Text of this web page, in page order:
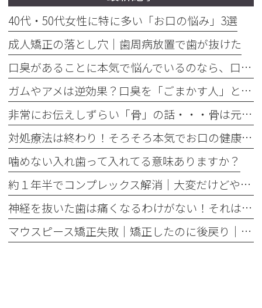
40代・50代女性に特に多い「お口の悩み」3選
成人矯正の落とし穴｜歯周病放置で歯が抜けた
口臭があることに本気で悩んでいるのなら、口臭を本気で治そう
ガムやアメは逆効果？口臭を「ごまかす人」と「治す人」の決定的な違い
非常にお伝えしずらい「骨」の話・・・骨は元には戻せない？
対処療法は終わり！そろそろ本気でお口の健康とは何かを考えませんか
噛めない入れ歯って入れてる意味ありますか？
約１年半でコンプレックス解消｜大変だけどやって良かった歯の矯正治療
神経を抜いた歯は痛くなるわけがない！それは嘘です
マウスピース矯正失敗｜矯正したのに後戻り｜最近よく聞くけどそれってなんで？